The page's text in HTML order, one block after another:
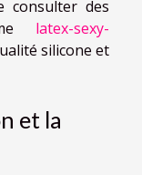
consulter des
latex-sexy-
silicone et
et la